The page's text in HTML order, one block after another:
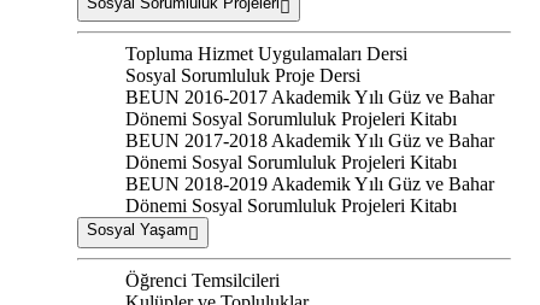
Topluma Hizmet Uygulamaları Dersi
Sosyal Sorumluluk Proje Dersi
BEUN 2016-2017 Akademik Yılı Güz ve Bahar
Dönemi Sosyal Sorumluluk Projeleri Kitabı
BEUN 2017-2018 Akademik Yılı Güz ve Bahar
Dönemi Sosyal Sorumluluk Projeleri Kitabı
BEUN 2018-2019 Akademik Yılı Güz ve Bahar
Dönemi Sosyal Sorumluluk Projeleri Kitabı
Sosyal Yaşam
Öğrenci Temsilcileri